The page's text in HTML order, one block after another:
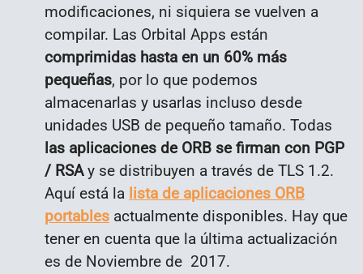
modificaciones, ni siquiera se vuelven a
compilar. Las Orbital Apps están
comprimidas hasta en un 60% más
pequeñas, por lo que podemos
almacenarlas y usarlas incluso desde
unidades USB de pequeño tamaño. Todas
las aplicaciones de ORB se firman con PGP
/ RSAy se distribuyen a través de TLS 1.2.
Aquí está la lista de aplicaciones ORB
portables actualmente disponibles. Hay que
tener en cuenta que la última actualización
es de Noviembre de 2017.